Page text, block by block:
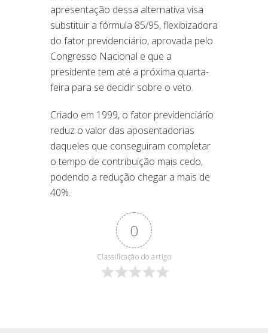
apresentação dessa alternativa visa
substituir a fórmula 85/95, flexibizadora
do fator previdenciário, aprovada pelo
Congresso Nacional e que a
presidente tem até a próxima quarta-
feira para se decidir sobre o veto.
Criado em 1999, o fator previdenciário
reduz o valor das aposentadorias
daqueles que conseguiram completar
o tempo de contribuição mais cedo,
podendo a redução chegar a mais de
40%.
0
Classificação do artigo